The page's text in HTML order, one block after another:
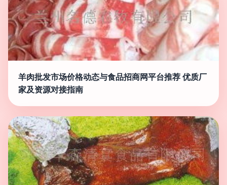
羊肉批发市场价格动态与食品招商网平台推荐 优质厂
家及资源对接指南